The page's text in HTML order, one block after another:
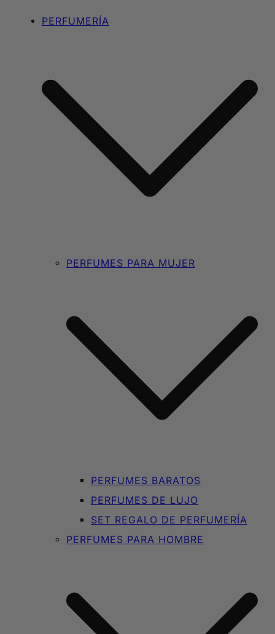
PERFUMERÍA
PERFUMES PARA MUJER
PERFUMES BARATOS
PERFUMES DE LUJO
SET REGALO DE PERFUMERÍA
PERFUMES PARA HOMBRE